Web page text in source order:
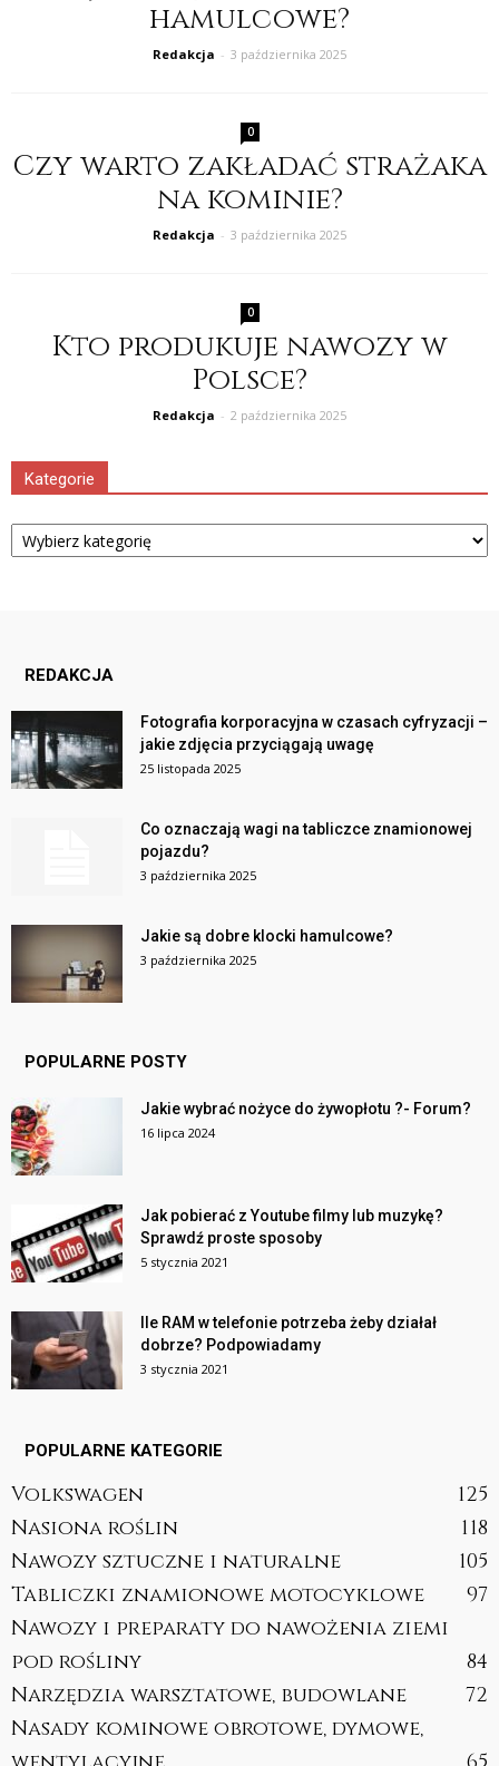
hamulcowe?
Redakcja - 3 października 2025
0
Czy warto zakładać strażaka
na kominie?
Redakcja - 3 października 2025
0
Kto produkuje nawozy w
Polsce?
Redakcja - 2 października 2025
Kategorie
Kategorie
REDAKCJA
Fotografia korporacyjna w czasach cyfryzacji –
jakie zdjęcia przyciągają uwagę
25 listopada 2025
Co oznaczają wagi na tabliczce znamionowej
pojazdu?
3 października 2025
Jakie są dobre klocki hamulcowe?
3 października 2025
POPULARNE POSTY
Jakie wybrać nożyce do żywopłotu ?- Forum?
16 lipca 2024
Jak pobierać z Youtube filmy lub muzykę?
Sprawdź proste sposoby
5 stycznia 2021
Ile RAM w telefonie potrzeba żeby działał
dobrze? Podpowiadamy
3 stycznia 2021
POPULARNE KATEGORIE
Volkswagen
125
Nasiona roślin
118
Nawozy sztuczne i naturalne
105
Tabliczki znamionowe motocyklowe
97
Nawozy i preparaty do nawożenia ziemi
pod rośliny
84
Narzędzia warsztatowe, budowlane
72
Nasady kominowe obrotowe, dymowe,